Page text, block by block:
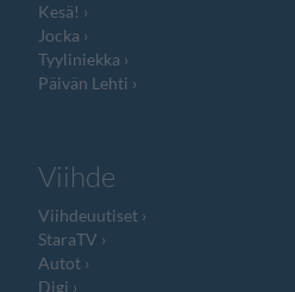
Kesä!
Jocka
Tyyliniekka
Päivän Lehti
Viihde
Viihdeuutiset
StaraTV
Autot
Digi